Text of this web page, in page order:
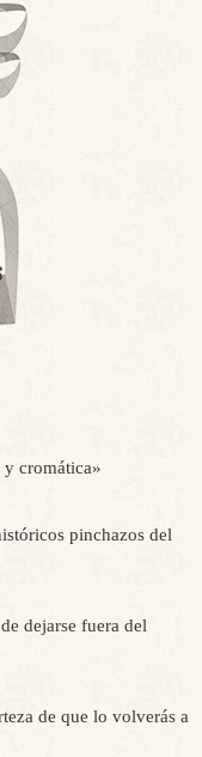
cromática»
pinchazos del
dejarse fuera del
de que lo volverás a